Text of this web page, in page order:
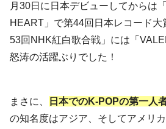
月30日に日本デビューしてからは
HEART」で第44回日本レコード
53回NHK紅白歌合戦」には「
怒涛の活躍ぶりでした！
まさに、 日本でのK-POPの第一人
の知名度はアジア、そしてアメリ